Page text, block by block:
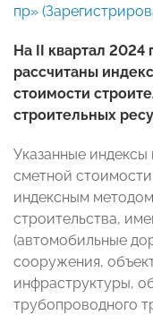
пр»
На II квартал 2024
рассчитаны
стоимости
строительных
Указанные индексы
сметной
индексным
строительства,
(автомобильные
сооружения,
инфраструктуры,
трубопроводного